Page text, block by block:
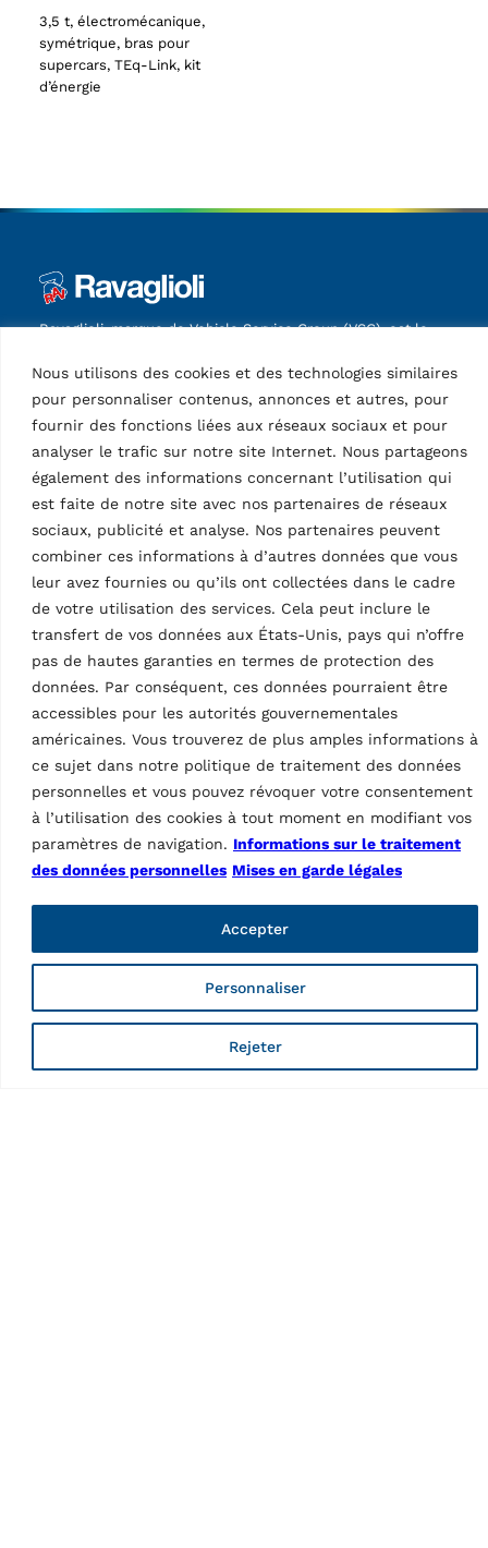
Nous utilisons des cookies et des technologies similaires
pour personnaliser contenus, annonces et autres, pour
fournir des fonctions liées aux réseaux sociaux et pour
analyser le trafic sur notre site Internet. Nous partageons
également des informations concernant l’utilisation qui
est faite de notre site avec nos partenaires de réseaux
sociaux, publicité et analyse. Nos partenaires peuvent
combiner ces informations à d’autres données que vous
leur avez fournies ou qu’ils ont collectées dans le cadre
de votre utilisation des services. Cela peut inclure le
transfert de vos données aux États-Unis, pays qui n’offre
pas de hautes garanties en termes de protection des
données. Par conséquent, ces données pourraient être
accessibles pour les autorités gouvernementales
américaines. Vous trouverez de plus amples informations à
ce sujet dans notre politique de traitement des données
personnelles et vous pouvez révoquer votre consentement
à l’utilisation des cookies à tout moment en modifiant vos
paramètres de navigation. Informations sur le traitement
des données personnelles Mises en garde légales
Personnaliser
Rejeter
Accepter
3,5 t, électromécanique,
symétrique, bras pour
supercars, TEq-Link, kit
d’énergie
Ravaglioli, marque de Vehicle Service Group (VSG), est le
véhicules, d'équipements pour pneumatiques et de
diagnostics (inspection des véhicules et réglage de la
géométrie des roues).
Informations
Société
Contactez
Support technique
Web Order
Connexion Marketing
Pages
Informations sur le traitement des données personnelles
Mises en garde légales
Code de déontologie
Whistleblowing
Fraudes web
Conditions générales d’achat
Conditions générales de vente
Code de conduite à l’usage des fournisseurs
La transparence dans les chaînes d’approvisionnement
Élimination des emballages
Lifts
Diagnostic
Other products
Accessories wheel service